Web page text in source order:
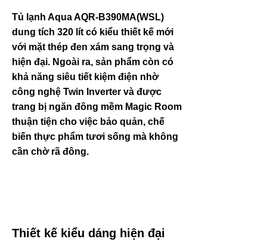
Tủ lạnh Aqua AQR-B390MA(WSL)
dung tích 320 lít có kiểu thiết kế mới
với mặt thép đen xám sang trọng và
hiện đại. Ngoài ra, sản phẩm còn có
khả năng siêu tiết kiệm điện nhờ
công nghệ Twin Inverter và được
trang bị ngăn đông mềm Magic Room
thuận tiện cho việc bảo quản, chế
biến thực phẩm tươi sống mà không
cần chờ rã đông.
Thiết kế kiểu dáng hiện đại